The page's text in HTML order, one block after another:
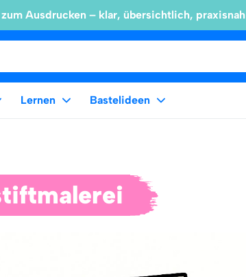
Ausdrucken – klar, übersichtlich, praxisnah
Lernen Bastelideen